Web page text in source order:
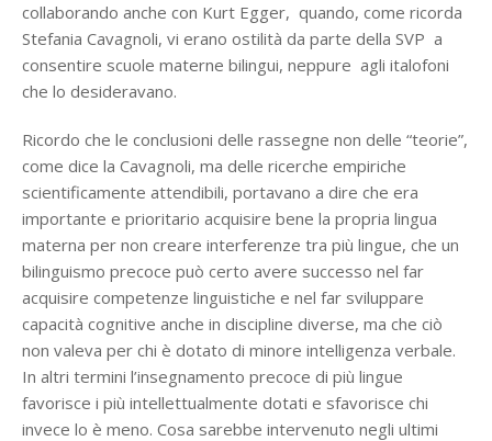
collaborando anche con Kurt Egger, quando, come ricorda
Stefania Cavagnoli, vi erano ostilità da parte della SVP a
consentire scuole materne bilingui, neppure agli italofoni
che lo desideravano.
Ricordo che le conclusioni delle rassegne non delle “teorie”,
come dice la Cavagnoli, ma delle ricerche empiriche
scientificamente attendibili, portavano a dire che era
importante e prioritario acquisire bene la propria lingua
materna per non creare interferenze tra più lingue, che un
bilinguismo precoce può certo avere successo nel far
acquisire competenze linguistiche e nel far sviluppare
capacità cognitive anche in discipline diverse, ma che ciò
non valeva per chi è dotato di minore intelligenza verbale.
In altri termini l’insegnamento precoce di più lingue
favorisce i più intellettualmente dotati e sfavorisce chi
invece lo è meno. Cosa sarebbe intervenuto negli ultimi